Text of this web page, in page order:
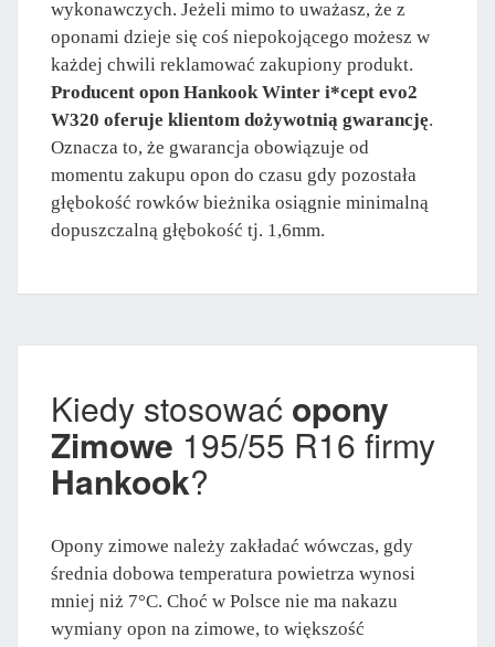
wykonawczych. Jeżeli mimo to uważasz, że z
oponami dzieje się coś niepokojącego możesz w
każdej chwili reklamować zakupiony produkt.
Producent opon Hankook Winter i*cept evo2
W320 oferuje klientom dożywotnią gwarancję.
Oznacza to, że gwarancja obowiązuje od
momentu zakupu opon do czasu gdy pozostała
głębokość rowków bieżnika osiągnie minimalną
dopuszczalną głębokość tj. 1,6mm.
Kiedy stosować opony
Zimowe 195/55 R16 firmy
Hankook?
Opony zimowe należy zakładać wówczas, gdy
średnia dobowa temperatura powietrza wynosi
mniej niż 7°C. Choć w Polsce nie ma nakazu
wymiany opon na zimowe, to większość